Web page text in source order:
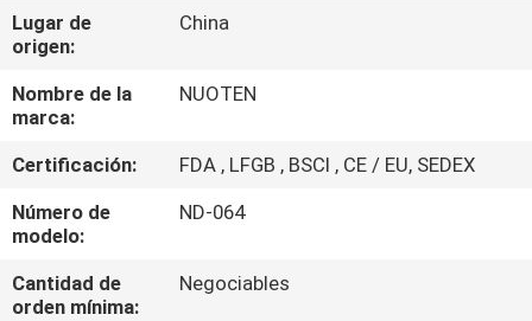
LOS
VÍDEOS
SOBRE
NOSOTROS
RECORRIDO
POR
Lugar de
origen:
China
Nombre de la
marca:
NUOTEN
Certificación:
FDA , LFGB , BSCI , CE / EU, SEDEX
Número de
modelo:
ND-064
Cantidad de
orden mínima:
Negociables